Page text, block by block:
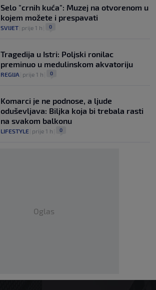
Selo "crnih kuća": Muzej na otvorenom u
kojem možete i prespavati
SVIJET prije 1 h 0
Tragedija u Istri: Poljski ronilac
preminuo u medulinskom akvatoriju
REGIJA prije 1 h 0
Komarci je ne podnose, a ljude
oduševljava: Biljka koja bi trebala rasti
na svakom balkonu
LIFESTYLE prije 1 h 0
Oglas